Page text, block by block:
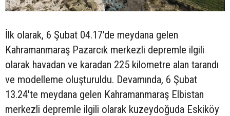
İlk olarak, 6 Şubat 04.17'de meydana gelen
Kahramanmaraş Pazarcık merkezli depremle ilgili
olarak havadan ve karadan 225 kilometre alan tarandı
ve modelleme oluşturuldu. Devamında, 6 Şubat
13.24'te meydana gelen Kahramanmaraş Elbistan
merkezli depremle ilgili olarak kuzeydoğuda Eskiköy